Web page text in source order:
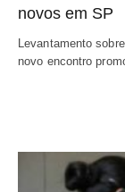
novos em SP
Levantamento
novo encontro